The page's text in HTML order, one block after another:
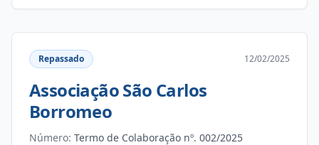
Repassado 12/02/2025
Associação São Carlos
Borromeo
Número: Termo de Colaboração nº. 002/2025